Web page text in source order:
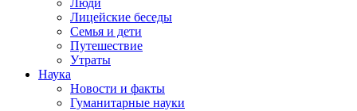
Люди
Лицейские беседы
Семья и дети
Путешествие
Утраты
Наука
Новости и факты
Гуманитарные науки